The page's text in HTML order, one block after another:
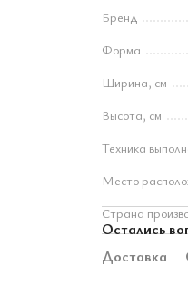
Бренд
Форма
Ширина, см
Высота, см
Техника
Место
Страна
Остались
Доставка